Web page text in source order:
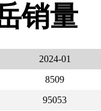
销量
2024-01
8509
95053